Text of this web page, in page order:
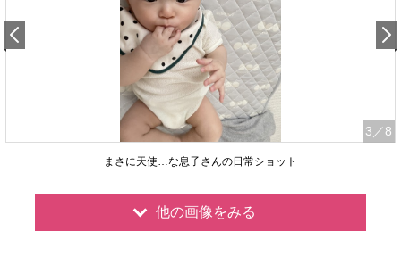
3 ／8
まさに天使…な息子さんの日常ショット
他の画像をみる